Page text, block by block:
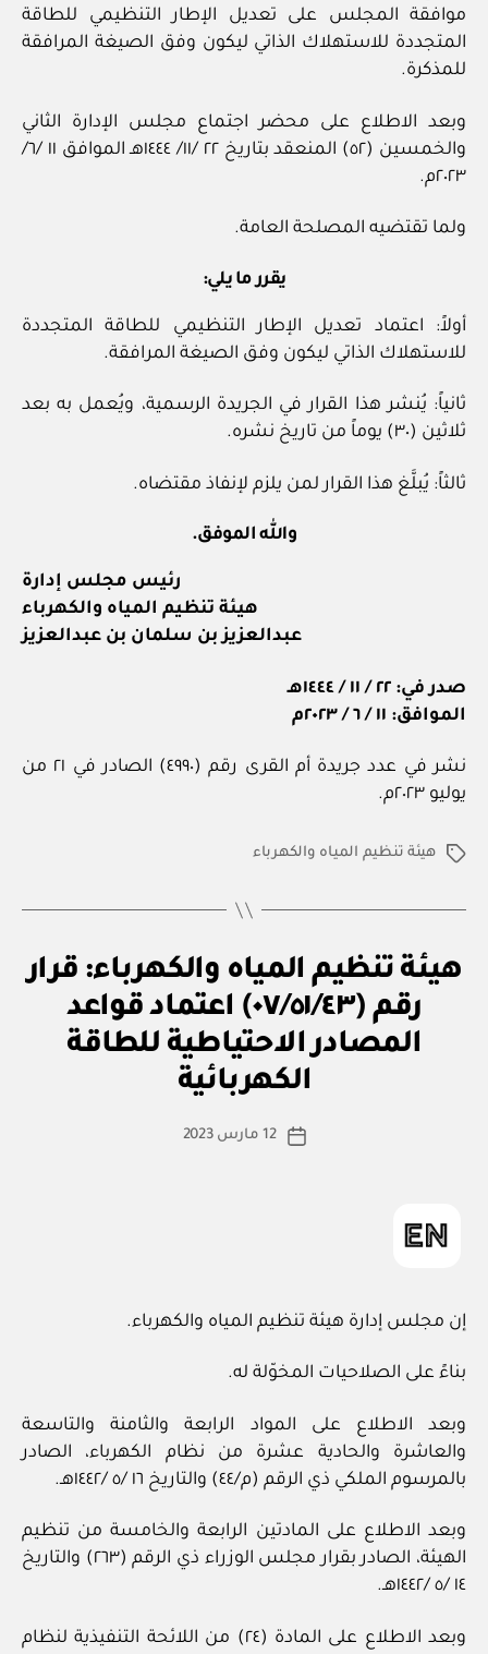
موافقة المجلس على تعديل الإطار التنظيمي للطاقة
المتجددة للاستهلاك الذاتي ليكون وفق الصيغة المرافقة
للمذكرة.
وبعد الاطلاع على محضر اجتماع مجلس الإدارة الثاني
والخمسين (٥٢) المنعقد بتاريخ ٢٢ /١١/ ١٤٤٤هـ الموافق ١١ /٦/
٢٠٢٣م.
ولما تقتضيه المصلحة العامة.
يقرر ما يلي:
أولاً: اعتماد تعديل الإطار التنظيمي للطاقة المتجددة
للاستهلاك الذاتي ليكون وفق الصيغة المرافقة.
ثانياً: يُنشر هذا القرار في الجريدة الرسمية، ويُعمل به بعد
ثلاثين (٣٠) يوماً من تاريخ نشره.
ثالثاً: يُبلَّغ هذا القرار لمن يلزم لإنفاذ مقتضاه.
والله الموفق.
رئيس مجلس إدارة
هيئة تنظيم المياه والكهرباء
عبدالعزيز بن سلمان بن عبدالعزيز
صدر في: ٢٢ / ١١ / ١٤٤٤هـ
الموافق: ١١ / ٦ / ٢٠٢٣م
نشر في عدد جريدة أم القرى رقم (٤٩٩٠) الصادر في ٢١ من
يوليو ٢٠٢٣م.
الوسومهيئة تنظيم المياه والكهرباء
التصنيفات
هيئة تنظيم المياه والكهرباء: قرار
رقم (٠٧/٥١/٤٣) اعتماد قواعد
المصادر الاحتياطية للطاقة
الكهربائية
كاتب
بو
س
ة
تاريخ
12 مارس 2023
إن مجلس إدارة هيئة تنظيم المياه والكهرباء.
بناءً على الصلاحيات المخوّلة له.
وبعد الاطلاع على المواد الرابعة والثامنة والتاسعة
والعاشرة والحادية عشرة من نظام الكهرباء، الصادر
بالمرسوم الملكي ذي الرقم (م/٤٤) والتاريخ ١٦ /٥ /١٤٤٢هـ.
وبعد الاطلاع على المادتين الرابعة والخامسة من تنظيم
الهيئة، الصادر بقرار مجلس الوزراء ذي الرقم (٢٦٣) والتاريخ
١٤ /٥ /١٤٤٢هـ.
وبعد الاطلاع على المادة (٢٤) من اللائحة التنفيذية لنظام